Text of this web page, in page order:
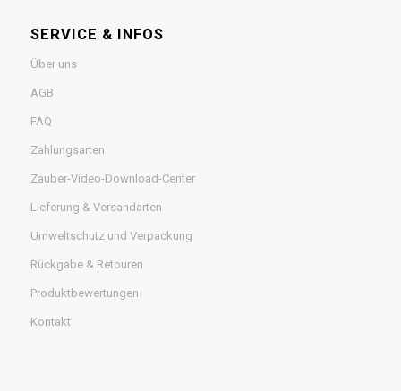
SERVICE & INFOS
Über uns
AGB
FAQ
Zahlungsarten
Zauber-Video-Download-Center
Lieferung & Versandarten
Umweltschutz und Verpackung
Rückgabe & Retouren
Produktbewertungen
Kontakt